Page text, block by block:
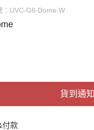
UVC-G6-Dome-W
貨到通知
付款